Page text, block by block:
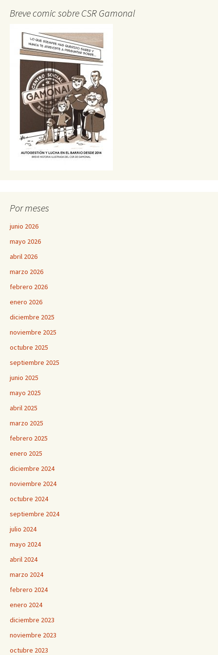
Breve comic sobre CSR Gamonal
Por meses
junio 2026
mayo 2026
abril 2026
marzo 2026
febrero 2026
enero 2026
diciembre 2025
noviembre 2025
octubre 2025
septiembre 2025
junio 2025
mayo 2025
abril 2025
marzo 2025
febrero 2025
enero 2025
diciembre 2024
noviembre 2024
octubre 2024
septiembre 2024
julio 2024
mayo 2024
abril 2024
marzo 2024
febrero 2024
enero 2024
diciembre 2023
noviembre 2023
octubre 2023